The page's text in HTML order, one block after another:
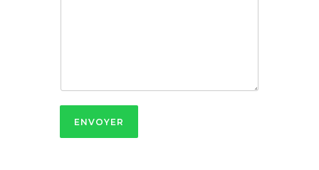
ENVOYER